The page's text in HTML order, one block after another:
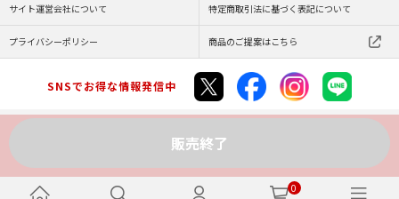
0
販売終了
サイト運営会社について 特定商取引法に基づく表記について
プライバシーポリシー 商品のご提案はこちら
SNSでお得な情報発信中